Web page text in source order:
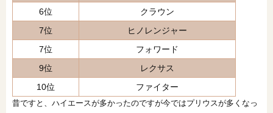
6位
クラウン
7位
ヒノレンジャー
7位
フォワード
9位
レクサス
10位
ファイター
昔ですと、ハイエースが多かったのですが今ではプリウスが多くなっ